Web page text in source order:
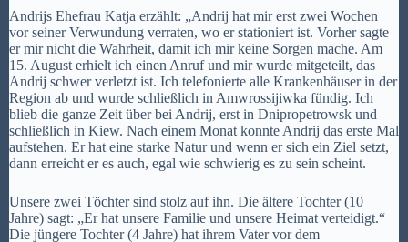
Andrijs Ehefrau Katja erzählt: „Andrij hat mir erst zwei Wochen
vor seiner Verwundung verraten, wo er stationiert ist. Vorher sagte
er mir nicht die Wahrheit, damit ich mir keine Sorgen mache. Am
15. August erhielt ich einen Anruf und mir wurde mitgeteilt, das
Andrij schwer verletzt ist. Ich telefonierte alle Krankenhäuser in der
Region ab und wurde schließlich in Amwrossijiwka fündig. Ich
blieb die ganze Zeit über bei Andrij, erst in Dnipropetrowsk und
schließlich in Kiew. Nach einem Monat konnte Andrij das erste Mal
aufstehen. Er hat eine starke Natur und wenn er sich ein Ziel setzt,
dann erreicht er es auch, egal wie schwierig es zu sein scheint.
Unsere zwei Töchter sind stolz auf ihn. Die ältere Tochter (10
Jahre) sagt: „Er hat unsere Familie und unsere Heimat verteidigt.“
Die jüngere Tochter (4 Jahre) hat ihrem Vater vor dem